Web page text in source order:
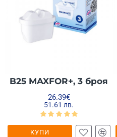
B25 MAXFOR+, 3 броя
26.39€
51.61 лв.
КУПИ